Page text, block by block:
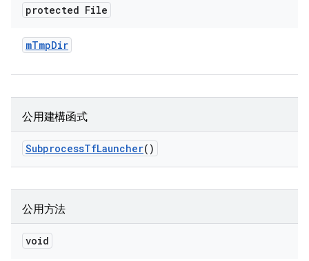
protected File
mTmpDir
公用建構函式
SubprocessTfLauncher()
公用方法
void